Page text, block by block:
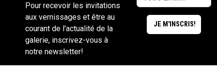
Pour recevoir les invitations
aux vernissages et être au
courant de l'actualité de la
galerie, inscrivez-vous à
notre newsletter!